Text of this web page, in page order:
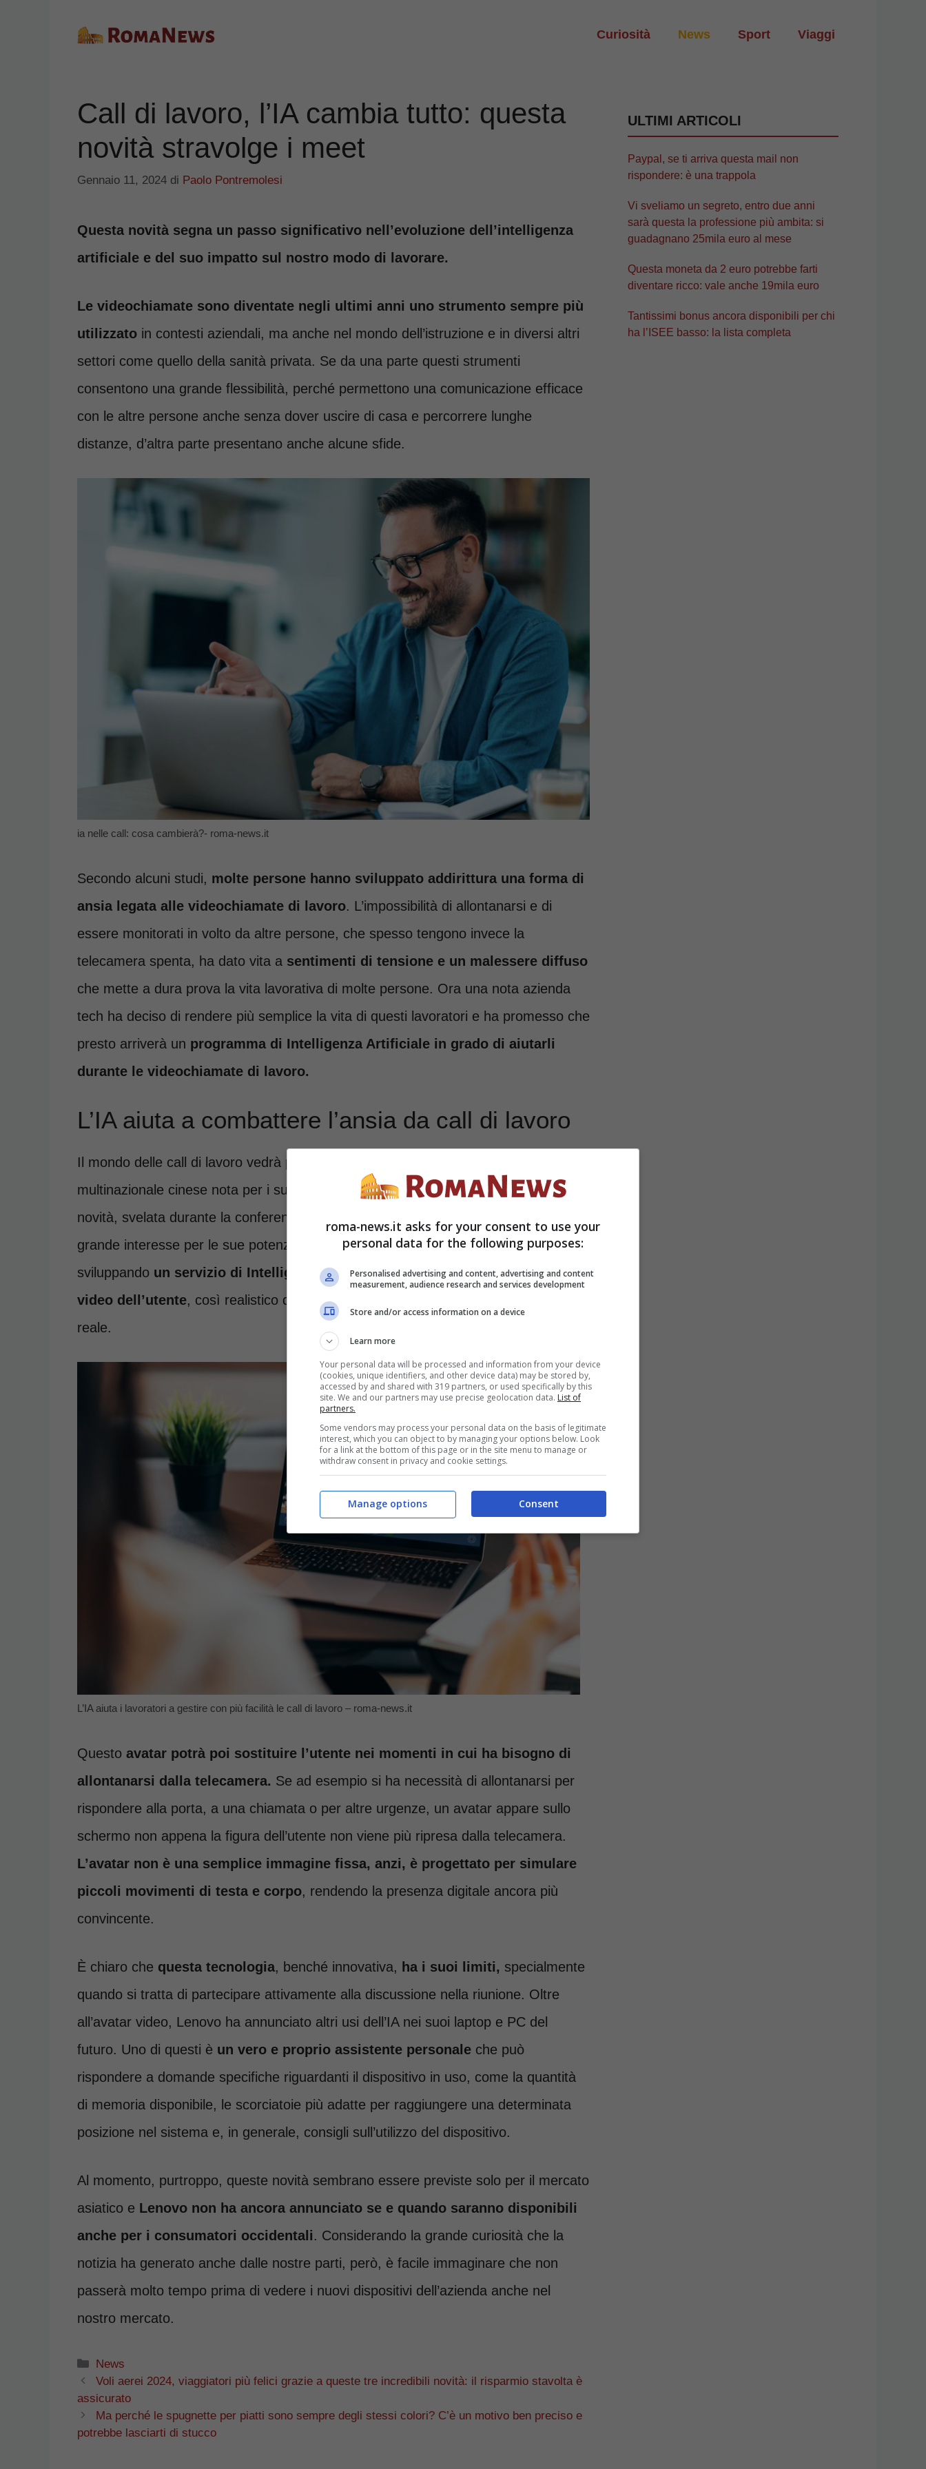
Curiosità News Sport Viaggi
Call di lavoro, l’IA cambia tutto: questa
novità stravolge i meet
Gennaio 11, 2024 di Paolo Pontremolesi
Questa novità segna un passo significativo nell’evoluzione dell’intelligenza
artificiale e del suo impatto sul nostro modo di lavorare.
Le videochiamate sono diventate negli ultimi anni uno strumento sempre più
utilizzato in contesti aziendali, ma anche nel mondo dell’istruzione e in diversi altri
settori come quello della sanità privata. Se da una parte questi strumenti
consentono una grande flessibilità, perché permettono una comunicazione efficace
con le altre persone anche senza dover uscire di casa e percorrere lunghe
distanze, d’altra parte presentano anche alcune sfide.
ia nelle call: cosa cambierà?- roma-news.it
Secondo alcuni studi, molte persone hanno sviluppato addirittura una forma di
ansia legata alle videochiamate di lavoro. L’impossibilità di allontanarsi e di
essere monitorati in volto da altre persone, che spesso tengono invece la
telecamera spenta, ha dato vita a sentimenti di tensione e un malessere diffuso
che mette a dura prova la vita lavorativa di molte persone. Ora una nota azienda
tech ha deciso di rendere più semplice la vita di questi lavoratori e ha promesso che
presto arriverà un programma di Intelligenza Artificiale in grado di aiutarli
durante le videochiamate di lavoro.
L’IA aiuta a combattere l’ansia da call di lavoro
Il mondo delle call di lavoro vedrà presto una rivoluzione grazie a
multinazionale cinese nota per i suoi prodotti tecnologici all’avanguardia. Questa
novità, svelata durante la conferenza stampa CES 2024 a Las Vegas, ha destato
grande interesse per le sue potenzialità rivoluzionarie. L’azienda sta infatti
sviluppando un servizio di Intelligenza Artificiale in grado di creare un avatar
video dell’utente, così realistico da essere difficilmente distinguibile dalla persona
reale.
L’IA aiuta i lavoratori a gestire con più facilità le call di lavoro – roma-news.it
Questo avatar potrà poi sostituire l’utente nei momenti in cui ha bisogno di
allontanarsi dalla telecamera. Se ad esempio si ha necessità di allontanarsi per
rispondere alla porta, a una chiamata o per altre urgenze, un avatar appare sullo
schermo non appena la figura dell’utente non viene più ripresa dalla telecamera.
L’avatar non è una semplice immagine fissa, anzi, è progettato per simulare
piccoli movimenti di testa e corpo, rendendo la presenza digitale ancora più
convincente.
È chiaro che questa tecnologia, benché innovativa, ha i suoi limiti, specialmente
quando si tratta di partecipare attivamente alla discussione nella riunione. Oltre
all’avatar video, Lenovo ha annunciato altri usi dell’IA nei suoi laptop e PC del
futuro. Uno di questi è un vero e proprio assistente personale che può
rispondere a domande specifiche riguardanti il dispositivo in uso, come la quantità
di memoria disponibile, le scorciatoie più adatte per raggiungere una determinata
posizione nel sistema e, in generale, consigli sull’utilizzo del dispositivo.
Al momento, purtroppo, queste novità sembrano essere previste solo per il mercato
asiatico e Lenovo non ha ancora annunciato se e quando saranno disponibili
anche per i consumatori occidentali. Considerando la grande curiosità che la
notizia ha generato anche dalle nostre parti, però, è facile immaginare che non
passerà molto tempo prima di vedere i nuovi dispositivi dell’azienda anche nel
nostro mercato.
Categorie
News
Voli aerei 2024, viaggiatori più felici grazie a queste tre incredibili novità: il risparmio stavolta è
assicurato
Ma perché le spugnette per piatti sono sempre degli stessi colori? C’è un motivo ben preciso e
potrebbe lasciarti di stucco
ULTIMI ARTICOLI
Paypal, se ti arriva questa mail non
rispondere: è una trappola
Vi sveliamo un segreto, entro due anni
sarà questa la professione più ambita: si
guadagnano 25mila euro al mese
Questa moneta da 2 euro potrebbe farti
diventare ricco: vale anche 19mila euro
Tantissimi bonus ancora disponibili per chi
ha l’ISEE basso: la lista completa
roma-news.it asks for your consent to use your
personal data for the following purposes:
Personalised advertising and content, advertising and content
measurement, audience research and services development
Store and/or access information on a device
Learn more
Your personal data will be processed and information from your device
(cookies, unique identifiers, and other device data) may be stored by,
accessed by and shared with 319 partners, or used specifically by this
site. We and our partners may use precise geolocation data. List of
partners.
Some vendors may process your personal data on the basis of legitimate
interest, which you can object to by managing your options below. Look
for a link at the bottom of this page or in the site menu to manage or
withdraw consent in privacy and cookie settings.
Consent
Manage options